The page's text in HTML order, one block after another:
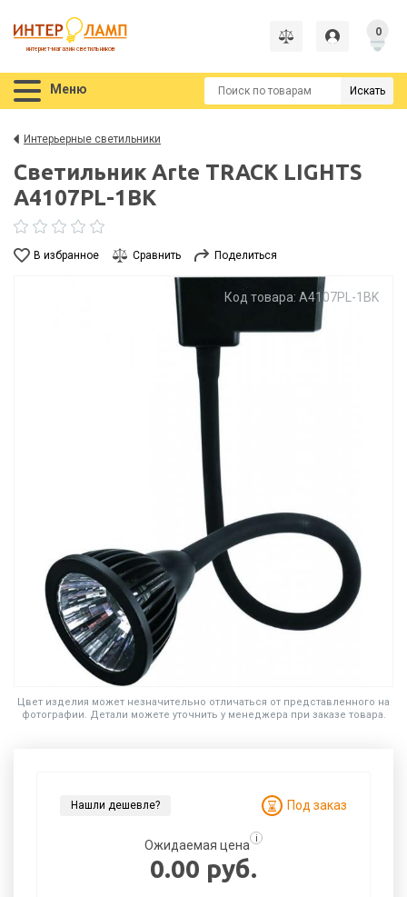
интернет-магазин светильников
0
Меню Искать
Интерьерные светильники
Светильник Arte TRACK LIGHTS
A4107PL-1BK
В избранное Сравнить Поделиться
Код товара: A4107PL-1BK
Цвет изделия может незначительно отличаться от представленного на
фотографии. Детали можете уточнить у менеджера при заказе товара.
Нашли дешевле? Под заказ
Ожидаемая цена i
0.00 руб.